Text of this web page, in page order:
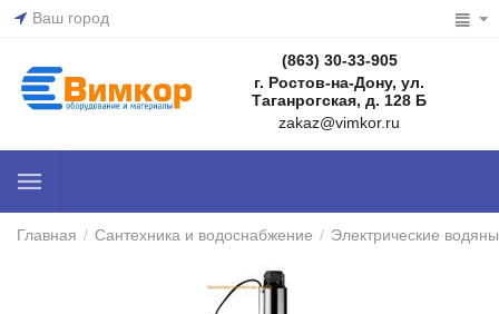
Ваш город
(863) 30-33-905
г. Ростов-на-Дону, ул.
Таганрогская, д. 128 Б
zakaz@vimkor.ru
Главная / Сантехника и водоснабжение / Электрические